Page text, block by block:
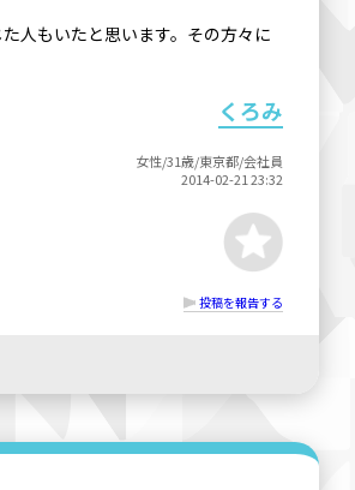
人もいたと思います。その方々に
くろみ
女性/31歳/東京都/会社員
2014-02-21 23:32
投稿を報告する